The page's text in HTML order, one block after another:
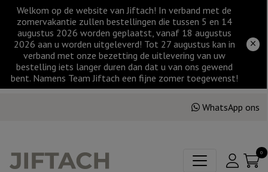
Welkom op de website van Jiftach! In verband met de
zomervakantie zullen bestellingen die tussen 5 en 14
augustus 2026 worden geplaatst, vanaf 18 augustus
2026 aan u worden uitgeleverd! Tot 27 augustus kan in
verband met onze bezetting de uitlevering van uw
bestelling iets langer duren dan dat u van ons gewend
bent. Namens Team Jiftach een fijne zomer toegewenst!
WhatsApp ons
0